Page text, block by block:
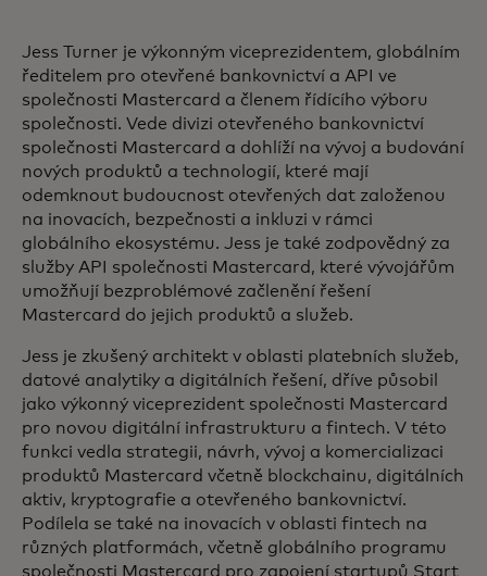
Jess Turner je výkonným viceprezidentem, globálním
ředitelem pro otevřené bankovnictví a API ve
společnosti Mastercard a členem řídícího výboru
společnosti. Vede divizi otevřeného bankovnictví
společnosti Mastercard a dohlíží na vývoj a budování
nových produktů a technologií, které mají
odemknout budoucnost otevřených dat založenou
na inovacích, bezpečnosti a inkluzi v rámci
globálního ekosystému. Jess je také zodpovědný za
služby API společnosti Mastercard, které vývojářům
umožňují bezproblémové začlenění řešení
Mastercard do jejich produktů a služeb.
Jess je zkušený architekt v oblasti platebních služeb,
datové analytiky a digitálních řešení, dříve působil
jako výkonný viceprezident společnosti Mastercard
pro novou digitální infrastrukturu a fintech. V této
funkci vedla strategii, návrh, vývoj a komercializaci
produktů Mastercard včetně blockchainu, digitálních
aktiv, kryptografie a otevřeného bankovnictví.
Podílela se také na inovacích v oblasti fintech na
různých platformách, včetně globálního programu
společnosti Mastercard pro zapojení startupů Start